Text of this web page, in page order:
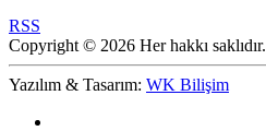
RSS
Copyright © 2026 Her hakkı saklıdır.
Yazılım & Tasarım: WK Bilişim